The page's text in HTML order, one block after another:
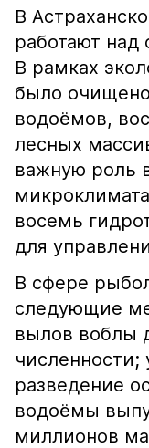
В
работают
В рамках
было
водоёмов,
лесных
важную роль
восемь
для
В сфере
следующие
вылов воблы
численности;
разведение
водоёмы
миллионов